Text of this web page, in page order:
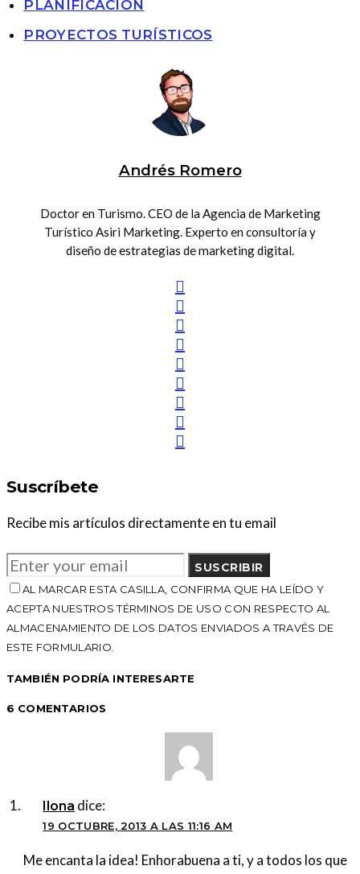
PLANIFICACIÓN
PROYECTOS TURÍSTICOS
Andrés Romero
Doctor en Turismo. CEO de la Agencia de Marketing
Turístico Asiri Marketing. Experto en consultoría y
diseño de estrategias de marketing digital.
Suscríbete
Recibe mis artículos directamente en tu email
SUSCRIBIR
AL MARCAR ESTA CASILLA, CONFIRMA QUE HA LEÍDO Y
ACEPTA NUESTROS TÉRMINOS DE USO CON RESPECTO AL
ALMACENAMIENTO DE LOS DATOS ENVIADOS A TRAVÉS DE
ESTE FORMULARIO.
TAMBIÉN PODRÍA INTERESARTE
6 COMENTARIOS
Ilona dice:
19 OCTUBRE, 2013 A LAS 11:16 AM
Me encanta la idea! Enhorabuena a ti, y a todos los que